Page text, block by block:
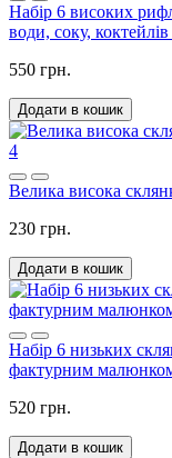
Набір 6 високих
води, соку,
550 грн.
Додати в кошик
4
Велика висока
230 грн.
Додати в кошик
Набір 6 низьких
фактурним
520 грн.
Додати в кошик